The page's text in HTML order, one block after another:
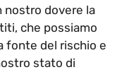
nostro dovere la
che possiamo
fonte del rischio e
stato di